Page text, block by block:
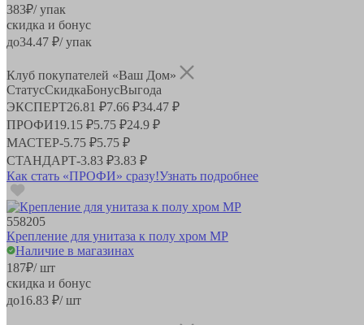
383₽/ упак
скидка и бонус
до34.47 ₽/ упак
Клуб покупателей «Ваш Дом»
СтатусСкидкаБонусВыгода
ЭКСПЕРТ26.81 ₽7.66 ₽34.47 ₽
ПРОФИ19.15 ₽5.75 ₽24.9 ₽
МАСТЕР-5.75 ₽5.75 ₽
СТАНДАРТ-3.83 ₽3.83 ₽
Как стать «ПРОФИ» сразу!Узнать подробнее
558205
Крепление для унитаза к полу хром MP
Наличие в магазинах
187₽/ шт
скидка и бонус
до16.83 ₽/ шт